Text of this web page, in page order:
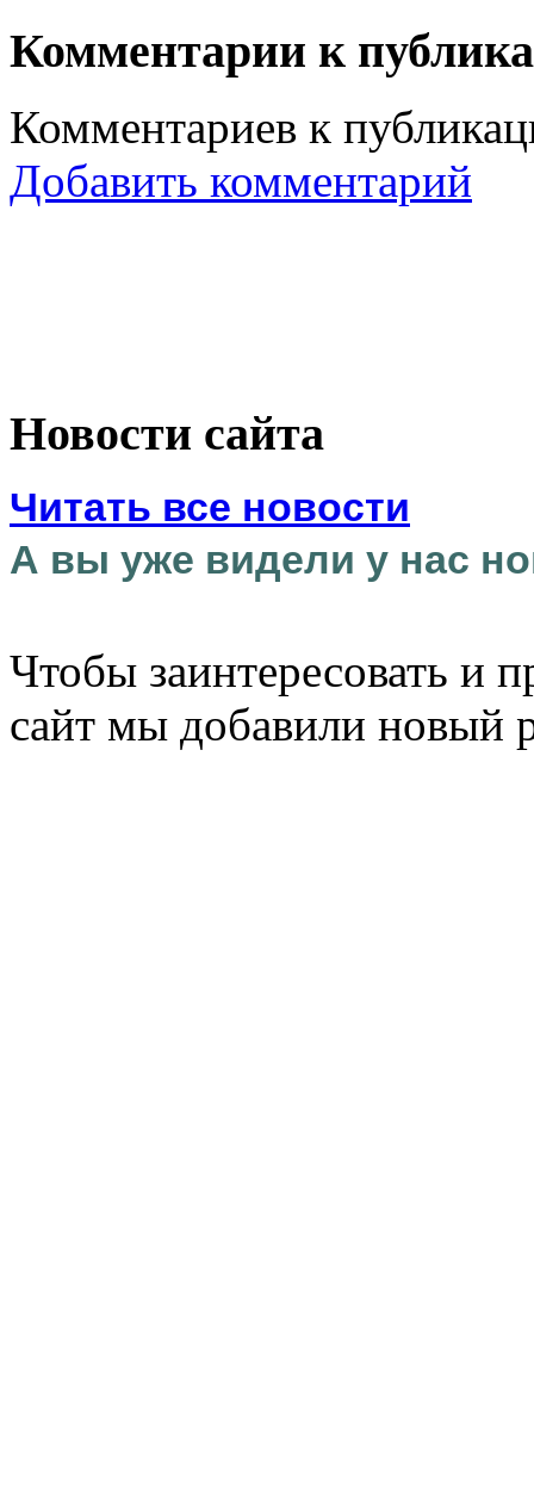
Комментарии к
Комментариев к
Добавить комментарий
Новости сайта
Читать все новости
А вы уже видели у нас
Чтобы заинтересовать и
сайт мы добавили новый